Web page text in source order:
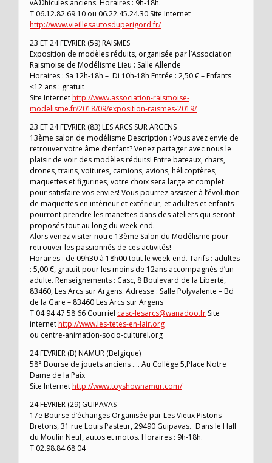
vÃ©hicules anciens. Horaires : 9h-18h.
T 06.12.82.69.10 ou 06.22.45.24.30 Site Internet
http://www.vieillesautosduperigord.fr/
23 ET 24 FEVRIER (59) RAISMES
Exposition de modèles réduits, organisée par l’Association
Raismoise de Modélisme Lieu : Salle Allende
Horaires : Sa 12h-18h – Di 10h-18h Entrée : 2,50 € – Enfants
<12 ans : gratuit
Site Internethttp://www.association-raismoise-
modelisme.fr/2018/09/exposition-raismes-2019/
23 ET 24 FEVRIER (83) LES ARCS SUR ARGENS
13ème salon de modélisme Description : Vous avez envie de
retrouver votre âme d’enfant? Venez partager avec nous le
plaisir de voir des modèles réduits! Entre bateaux, chars,
drones, trains, voitures, camions, avions, hélicoptères,
maquettes et figurines, votre choix sera large et complet
pour satisfaire vos envies! Vous pourrez assister à l’évolution
de maquettes en intérieur et extérieur, et adultes et enfants
pourront prendre les manettes dans des ateliers qui seront
proposés tout au long du week-end.
Alors venez visiter notre 13ème Salon du Modélisme pour
retrouver les passionnés de ces activités!
Horaires : de 09h30 à 18h00 tout le week-end. Tarifs : adultes
: 5,00 €, gratuit pour les moins de 12ans accompagnés d’un
adulte. Renseignements : Casc, 8 Boulevard de la Liberté,
83460, Les Arcs sur Argens. Adresse : Salle Polyvalente – Bd
de la Gare – 83460 Les Arcs sur Argens
T 04 94 47 58 66 Courriel casc-lesarcs@wanadoo.fr Site
internethttp://www.les-tetes-en-lair.org
ou centre-animation-socio-culturel.org
24 FEVRIER (B) NAMUR (Belgique)
58° Bourse de jouets anciens …. Au Collège 5,Place Notre
Dame de la Paix
Site Internethttp://www.toyshownamur.com/
24 FEVRIER (29) GUIPAVAS
17e Bourse d’échanges Organisée par Les Vieux Pistons
Bretons, 31 rue Louis Pasteur, 29490 Guipavas. Dans le Hall
du Moulin Neuf, autos et motos. Horaires : 9h-18h.
T 02.98.84.68.04